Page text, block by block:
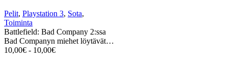
Pelit, Playstation 3, Sota,
Toiminta
Battlefield: Bad Company 2:ssa
Bad Companyn miehet löytävät…
10,00€ - 10,00€